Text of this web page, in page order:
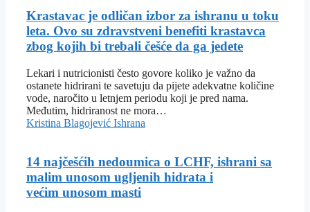
Krastavac je odličan izbor za ishranu u toku
leta. Ovo su zdravstveni benefiti krastavca
zbog kojih bi trebali češće da ga jedete
Lekari i nutricionisti često govore koliko je važno da
ostanete hidrirani te savetuju da pijete adekvatne količine
vode, naročito u letnjem periodu koji je pred nama.
Međutim, hidriranost ne mora…
Kristina Blagojević Ishrana
14 najčešćih nedoumica o LCHF, ishrani sa
malim unosom ugljenih hidrata i
većim unosom masti